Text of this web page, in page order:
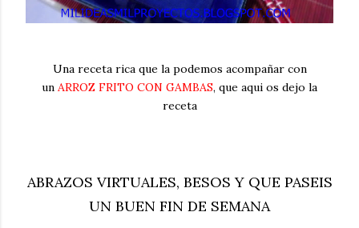
Una receta rica que la podemos acompañar con
un ARROZ FRITO CON GAMBAS, que aqui os dejo la
receta
ABRAZOS VIRTUALES, BESOS Y QUE PASEIS
UN BUEN FIN DE SEMANA